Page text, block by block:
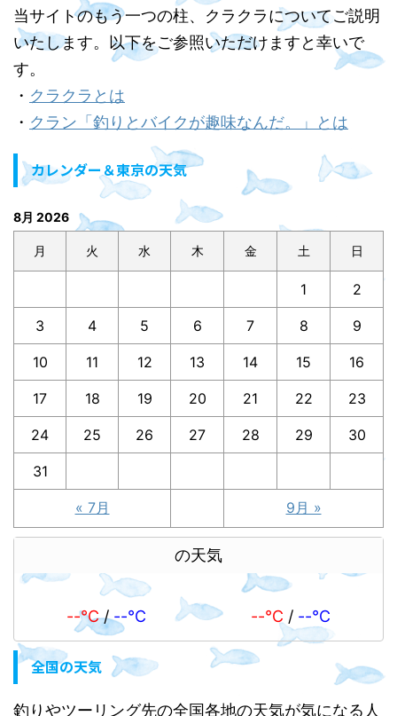
当サイトのもう一つの柱、クラクラについてご説明
いたします。以下をご参照いただけますと幸いで
す。
・ クラクラとは
・ クラン「釣りとバイクが趣味なんだ。」とは
カレンダー＆東京の天気
8月 2026
月 火 水 木 金 土 日
1 2
3 4 5 6 7 8 9
10 11 12 13 14 15 16
17 18 19 20 21 22 23
24 25 26 27 28 29 30
31
« 7月 9月 »
の天気
--℃/--℃ --℃ / --℃
全国の天気
釣りやツーリング先の全国各地の天気が気になる人